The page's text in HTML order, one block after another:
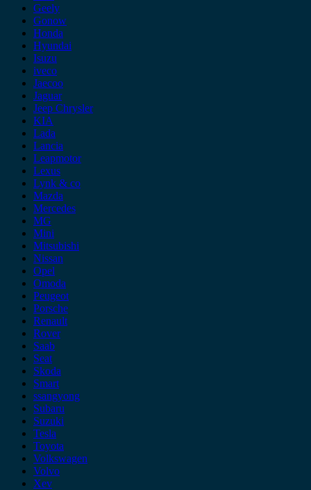
Geely
Gonow
Honda
Hyundai
Isuzu
iveco
Jaecoo
Jaguar
Jeep Chrysler
KIA
Lada
Lancia
Leapmotor
Lexus
Lynk & co
Mazda
Mercedes
MG
Mini
Mitsubishi
Nissan
Opel
Omoda
Peugeot
Porsche
Renault
Rover
Saab
Seat
Skoda
Smart
ssangyong
Subaru
Suzuki
Tesla
Toyota
Volkswagen
Volvo
Xev